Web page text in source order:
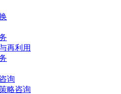
再利用
询
略咨询